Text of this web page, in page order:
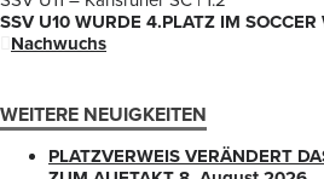
SSV U10 WURDE 4.PLATZ IM
Nachwuchs
WEITERE NEUIGKEITEN
PLATZVERWEIS VERÄNDERT